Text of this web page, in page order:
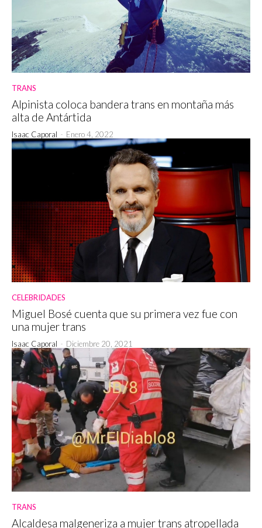
TRANS
Alpinista coloca bandera trans en montaña más
alta de Antártida
Isaac Caporal - Enero 4, 2022
CELEBRIDADES
Miguel Bosé cuenta que su primera vez fue con
una mujer trans
Isaac Caporal - Diciembre 20, 2021
TRANS
Alcaldesa malgeneriza a mujer trans atropellada